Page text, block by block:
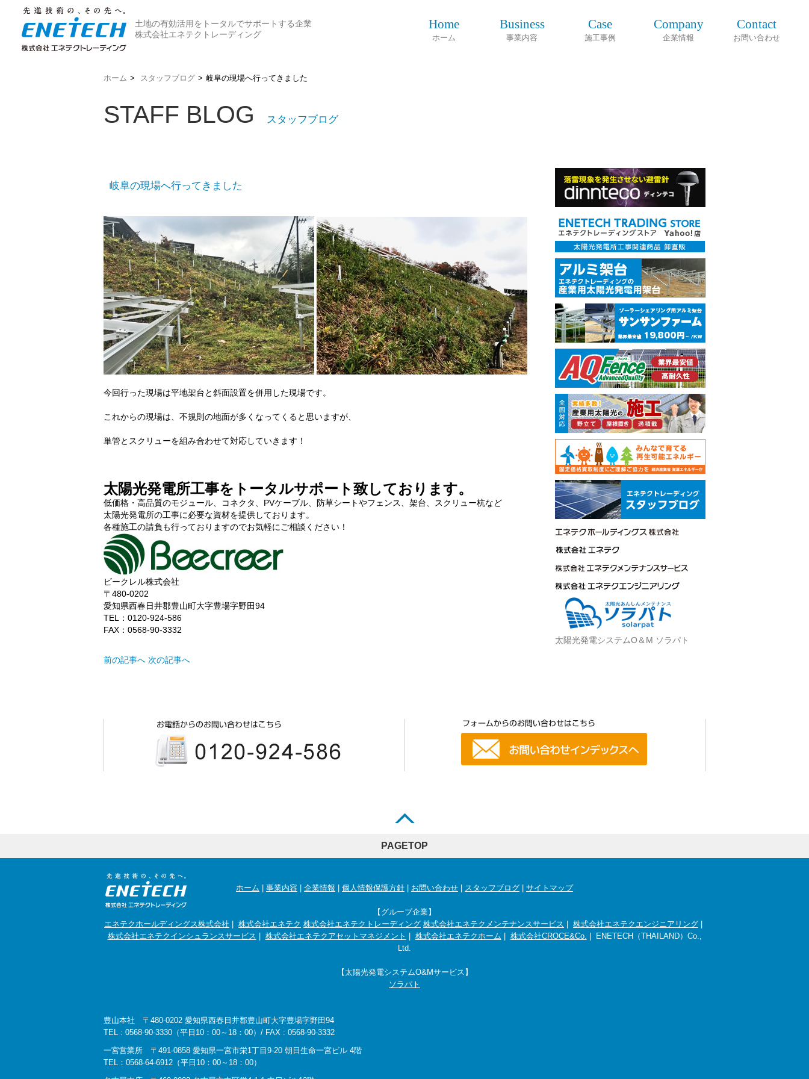
土地の有効活用をトータルでサポートする企業
株式会社エネテクトレーディング
Home
ホーム
Business
事業内容
Case
施工事例
Company
企業情報
Contact
お問い合わせ
ホーム > スタッフブログ > 岐阜の現場へ行ってきました
STAFF BLOG スタッフブログ
岐阜の現場へ行ってきました
今回行った現場は平地架台と斜面設置を併用した現場です。
これからの現場は、不規則の地面が多くなってくると思いますが、
単管とスクリューを組み合わせて対応していきます！
太陽光発電所工事をトータルサポート致しております。
低価格・高品質のモジュール、コネクタ、PVケーブル、防草シートやフェンス、架台、スクリュー杭など
太陽光発電所の工事に必要な資材を提供しております。
各種施工の請負も行っておりますのでお気軽にご相談ください！
ビークレル株式会社
〒480-0202
愛知県西春日井郡豊山町大字豊場字野田94
TEL：0120-924-586
FAX：0568-90-3332
前の記事へ 次の記事へ
太陽光発電システムO＆M ソラパト
PAGETOP
ホーム 事業内容 企業情報 個人情報保護方針 お問い合わせ スタッフブログ サイトマップ
【グループ企業】
エネテクホールディングス株式会社
株式会社エネテク 株式会社エネテクトレーディング 株式会社エネテクメンテナンスサービス 株式会社エネテクエンジニアリング
株式会社エネテクインシュランスサービス
株式会社エネテクアセットマネジメント 株式会社エネテクホーム 株式会社CROCE&Co. | ENETECH（THAILAND）Co.,
Ltd.
【太陽光発電システムO&Mサービス】
ソラパト
豊山本社 〒480-0202 愛知県西春日井郡豊山町大字豊場字野田94
TEL : 0568-90-3330（平日10：00～18：00）/ FAX : 0568-90-3332
一宮営業所 〒491-0858 愛知県一宮市栄1丁目9-20 朝日生命一宮ビル 4階
TEL：0568-64-6912（平日10：00～18：00）